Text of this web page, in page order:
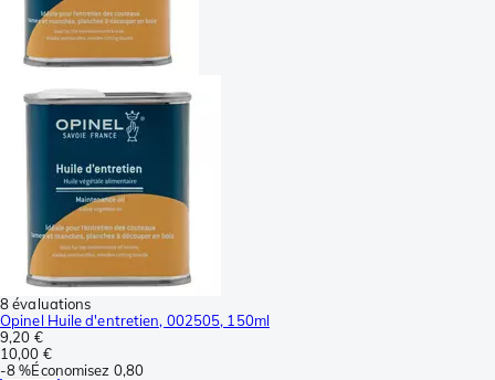
8 évaluations
Opinel Huile d'entretien, 002505, 150ml
9,20 €
10,00 €
-8 %Économisez 0,80